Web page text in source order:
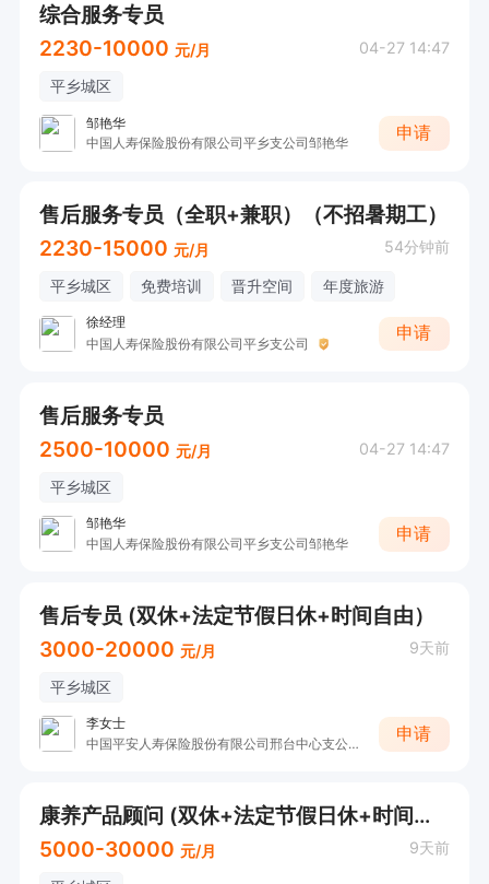
综合服务专员
2230-10000 元/月 04-27 14:47
平乡城区
邹艳华
中国人寿保险股份有限公司平乡支公司邹艳华
申请
售后服务专员（全职+兼职）（不招暑期工）
2230-15000 元/月 54分钟前
平乡城区 免费培训 晋升空间 年度旅游
徐经理
中国人寿保险股份有限公司平乡支公司
申请
售后服务专员
2500-10000 元/月 04-27 14:47
平乡城区
邹艳华
中国人寿保险股份有限公司平乡支公司邹艳华
申请
售后专员 (双休+法定节假日休+时间自由）
3000-20000 元/月 9天前
平乡城区
李女士
中国平安人寿保险股份有限公司邢台中心支公司平乡营销服务部李女士
申请
康养产品顾问 (双休+法定节假日休+时间自由）
5000-30000 元/月 9天前